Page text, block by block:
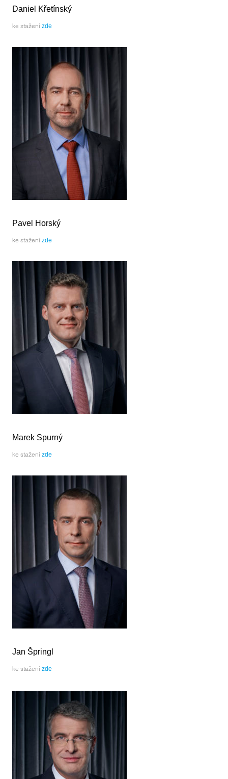
Daniel Křetínský
ke stažení zde
Pavel Horský
ke stažení zde
Marek Spurný
ke stažení zde
Jan Špringl
ke stažení zde